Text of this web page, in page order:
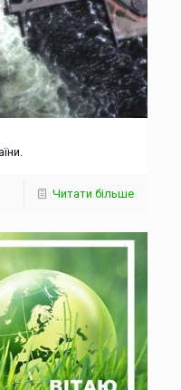
Читати більше